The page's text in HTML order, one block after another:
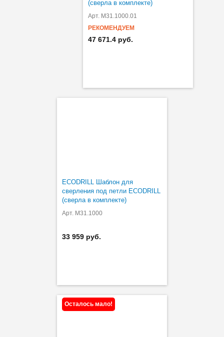
(сверла в комплекте)
Арт. M31.1000.01
РЕКОМЕНДУЕМ
47 671.4 руб.
ECODRILL Шаблон для
сверления под петли ECODRILL
(сверла в комплекте)
Арт. M31.1000
33 959 руб.
Осталось мало!